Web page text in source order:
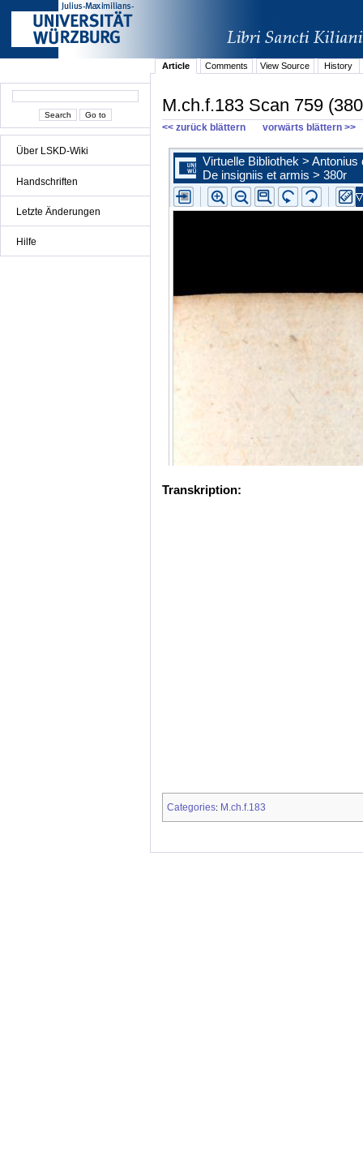
Über LSKD-Wiki
Handschriften
Letzte Änderungen
Hilfe
Article Comments View Source History
M.ch.f.183 Scan 759
<< zurück blättern vorwärts blättern >>
Transkription:
Categories: M.ch.f.183